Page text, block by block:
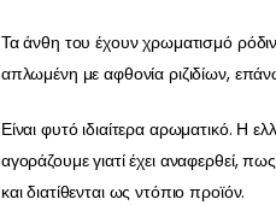
Τα άνθη του έχουν χρωματισμό
απλωμένη με αφθονία ριζιδίων,
Είναι φυτό ιδιαίτερα αρωματικό. Η
αγοράζουμε γιατί έχει αναφερθεί,
και διατίθενται ως ντόπιο προϊόν.